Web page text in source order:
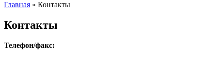
Главная » Контакты
Контакты
Телефон/факс: